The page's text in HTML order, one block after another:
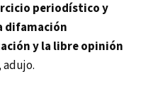
periodístico y
difamación
y la libre opinión
adujo.